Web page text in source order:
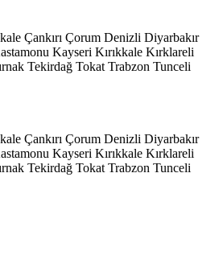
Çankırı Çorum Denizli Diyarbakır
Kayseri Kırıkkale Kırklareli
Tekirdağ Tokat Trabzon Tunceli
Çankırı Çorum Denizli Diyarbakır
Kayseri Kırıkkale Kırklareli
Tekirdağ Tokat Trabzon Tunceli